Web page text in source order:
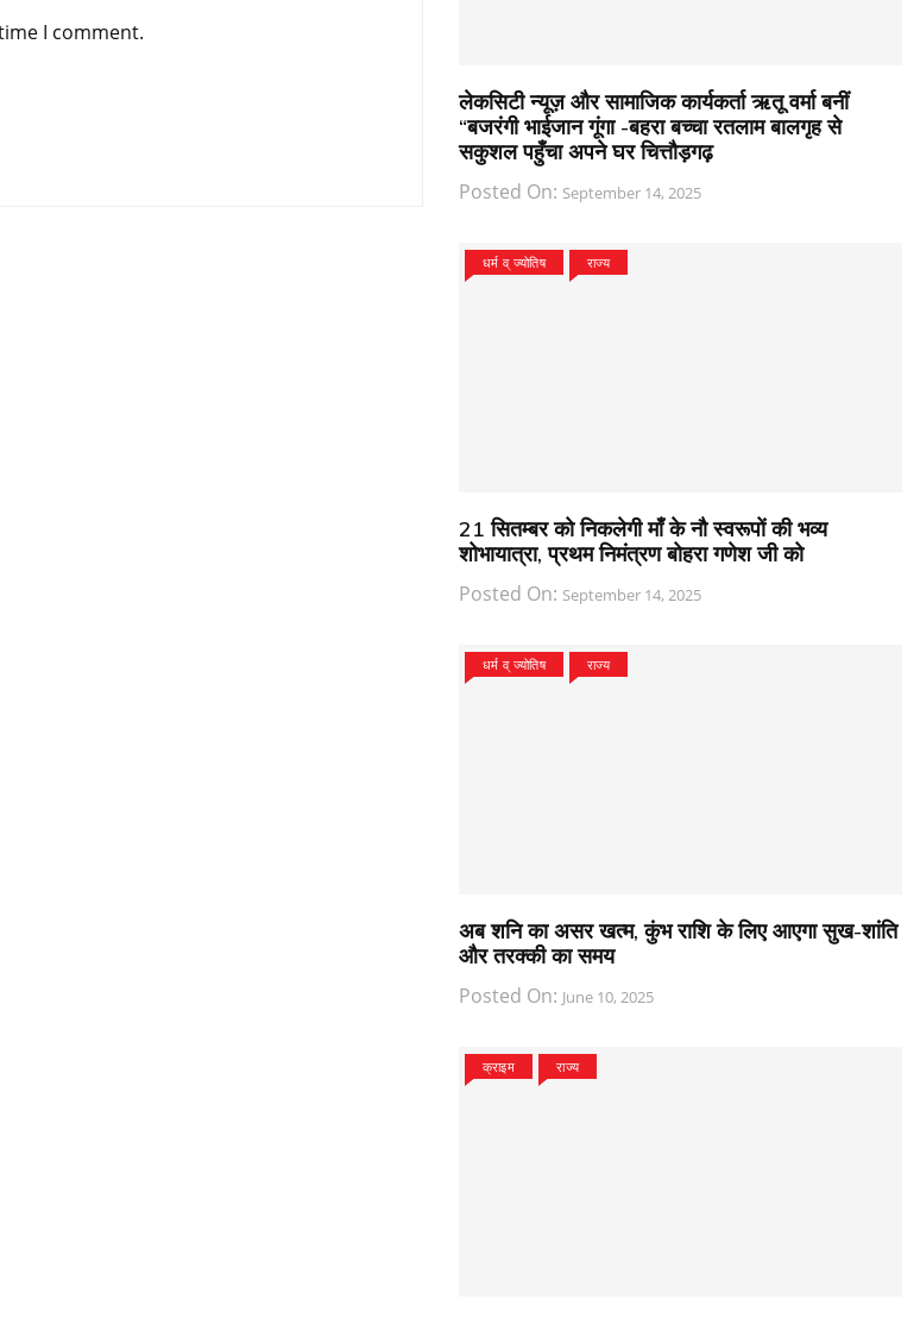
I comment.
लेकसिटी न्यूज़ और सामाजिक कार्यकर्ता ऋतू वर्मा बनीं
“बजरंगी भाईजान गूंगा -बहरा बच्चा रतलाम बालगृह से
सकुशल पहुँचा अपने घर चित्तौड़गढ़
Posted On: September 14, 2025
धर्म व् ज्योतिष राज्य
21 सितम्बर को निकलेगी माँ के नौ स्वरूपों की भव्य
शोभायात्रा, प्रथम निमंत्रण बोहरा गणेश जी को
Posted On: September 14, 2025
धर्म व् ज्योतिष राज्य
अब शनि का असर खत्म, कुंभ राशि के लिए आएगा सुख-शांति
और तरक्की का समय
Posted On: June 10, 2025
क्राइम राज्य